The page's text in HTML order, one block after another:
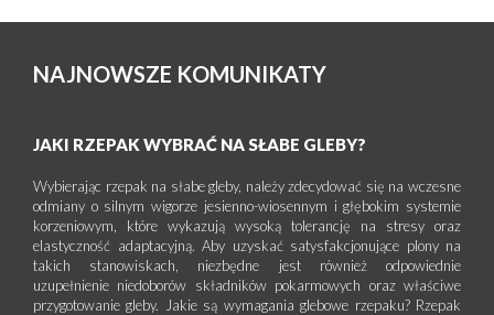
NAJNOWSZE KOMUNIKATY
JAKI RZEPAK WYBRAĆ NA SŁABE GLEBY?
Wybierając rzepak na słabe gleby, należy zdecydować się na wczesne
odmiany o silnym wigorze jesienno-wiosennym i głębokim systemie
korzeniowym, które wykazują wysoką tolerancję na stresy oraz
elastyczność adaptacyjną. Aby uzyskać satysfakcjonujące plony na
takich stanowiskach, niezbędne jest również odpowiednie
uzupełnienie niedoborów składników pokarmowych oraz właściwe
przygotowanie gleby. Jakie są wymagania glebowe rzepaku? Rzepak